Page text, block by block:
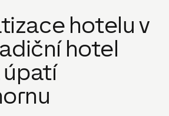
hotelu v
hotel
úpatí